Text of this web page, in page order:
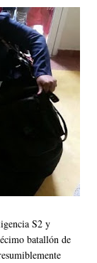
S2 y
batallón de